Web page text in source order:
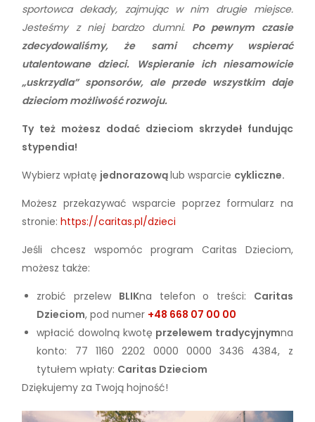
sportowca dekady, zajmując w nim drugie miejsce.
Jesteśmy z niej bardzo dumni. Po pewnym czasie
zdecydowaliśmy, że sami chcemy wspierać
utalentowane dzieci. Wspieranie ich niesamowicie
„uskrzydla” sponsorów, ale przede wszystkim daje
dzieciom możliwość rozwoju.
Ty też możesz dodać dzieciom skrzydeł fundując
stypendia!
Wybierz wpłatę jednorazowąlub wsparcie cykliczne.
Możesz przekazywać wsparcie poprzez formularz na
stronie:https://caritas.pl/dzieci
Jeśli chcesz wspomóc program Caritas Dzieciom,
możesz także:
zrobić przelew BLIKna telefon o treści: Caritas
Dzieciom, pod numer +48 668 07 00 00
wpłacić dowolną kwotę przelewem tradycyjnymna
konto: 77 1160 2202 0000 0000 3436 4384, z
tytułem wpłaty: Caritas Dzieciom
Dziękujemy za Twoją hojność!